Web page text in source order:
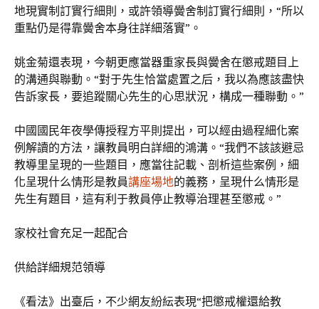
地現實制訂實行細則，或許領導黌舍制訂實行細則，“所以
重點仍是得靠黌舍本身往詳細落實”。
姚金菊還表現，今朝更應當器重家長與黌舍在懲戒題目上
的溝通與聯動。“對于先生恰當處置之后，我以為應該盡快
告訴家長，要追蹤關心先生的心思狀況，構成一種聯動。”
中國國民年夜學傳授程方平則提出，可以經由過程細化案
例解讀的方法，讓教員明白詳細的鴻溝。“我們不該該避忌
教導里呈現的一些題目，應當往記載、剖析這些案例，細
化呈現什么情形是教員講座場地的義務，呈現什么情形是
先生有題目，這有利于教員停止教導治理甚至懲戒。”
家校社會充足一起配合
供給詳細規范領導
《看法》出臺后，不少網友紛紜表現“把懲戒權還給教